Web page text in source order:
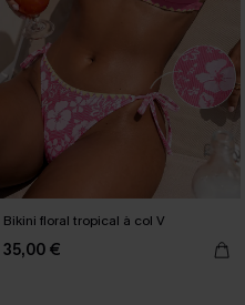
Bikini floral tropical à col V
35,00 €